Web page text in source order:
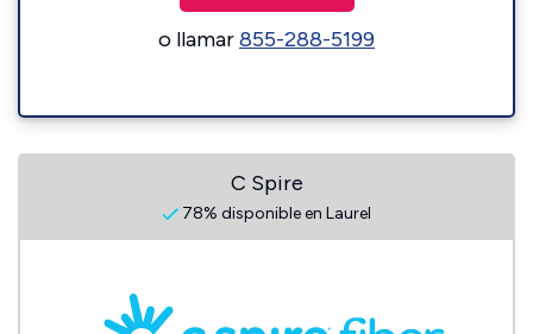
o llamar855-288-5199
C Spire
78% disponible en Laurel